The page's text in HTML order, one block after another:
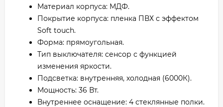
Материал корпуса: МДФ.
Покрытие корпуса: пленка ПВХ с эффектом
Soft touch.
Форма: прямоугольная.
Тип выключателя: сенсор с функцией
изменения яркости.
Подсветка: внутренняя, холодная (6000К).
Мощность: 36 Вт.
Внутреннее оснащение: 4 стеклянные полки.